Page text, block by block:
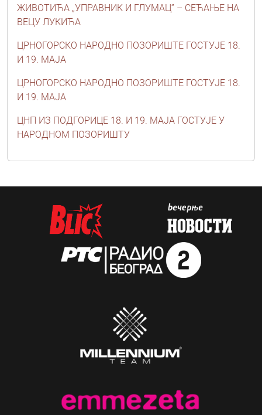
ЖИВОТИЋА „УПРАВНИК И ГЛУМАЦ” – СЕЋАЊЕ НА
ВЕЦУ ЛУКИЋА
ЦРНОГОРСКО НАРОДНО ПОЗОРИШТЕ ГОСТУЈЕ 18.
И 19. МАЈА
ЦРНОГОРСКО НАРОДНО ПОЗОРИШТЕ ГОСТУЈЕ 18.
И 19. МАЈА
ЦНП ИЗ ПОДГОРИЦЕ 18. И 19. МАЈА ГОСТУЈЕ У
НАРОДНОМ ПОЗОРИШТУ